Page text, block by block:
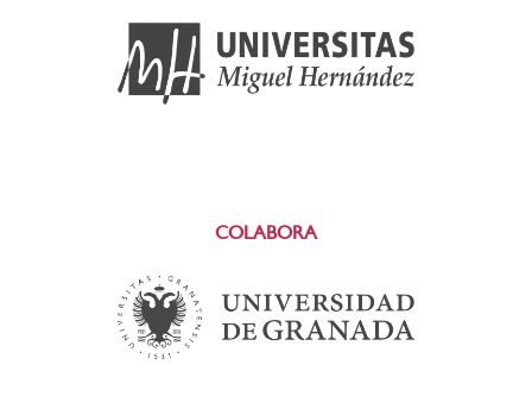
COLABORA